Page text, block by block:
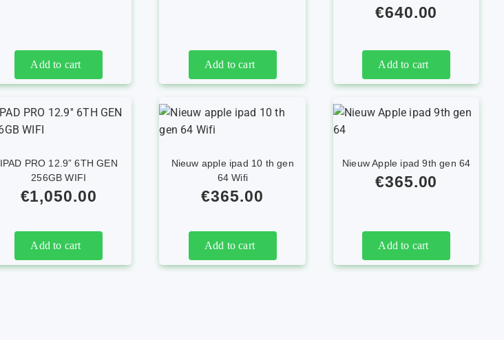
Add to cart Add to cart
€640.00
Add to cart
IPAD PRO 12.9” 6TH GEN
256GB WIFI
€1,050.00
Add to cart
Nieuw apple ipad 10 th gen
64 Wifi
€365.00
Add to cart
Nieuw Apple ipad 9th gen 64
€365.00
Add to cart